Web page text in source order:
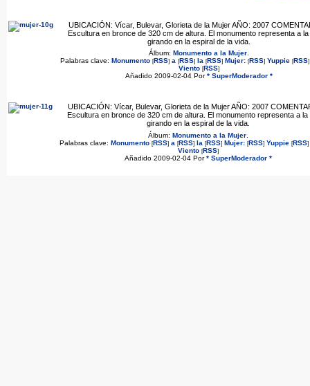
UBICACIÓN: Vícar, Bulevar, Glorieta de la Mujer AÑO: 2007
Escultura en bronce de 320 cm de altura. El monumento representa a la
girando en la espiral de la vida.
Álbum: Monumento a la Mujer.
Palabras clave: Monumento [ RSS] a [ RSS] la [ RSS] Mujer: [ RSS] Yuppie [ RSS]
Viento [RSS]
Añadido 2009-02-04 Por* SuperModerador *
UBICACIÓN: Vícar, Bulevar, Glorieta de la Mujer AÑO: 2007
Escultura en bronce de 320 cm de altura. El monumento representa a la
girando en la espiral de la vida.
Álbum: Monumento a la Mujer.
Palabras clave: Monumento [RSS] a [RSS] la [RSS] Mujer: [RSS] Yuppie [RSS]
Viento [RSS]
Añadido 2009-02-04 Por* SuperModerador *